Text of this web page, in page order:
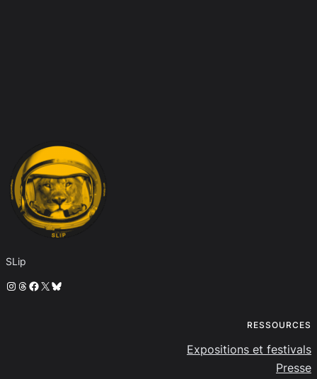
SLip
Instagram
Threads
Facebook
X Bluesky
RESSOURCES
Expositions et festivals
Presse